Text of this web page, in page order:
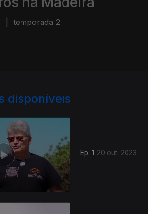
temporada 2
disponíveis
Ep. 1 20 out. 2023